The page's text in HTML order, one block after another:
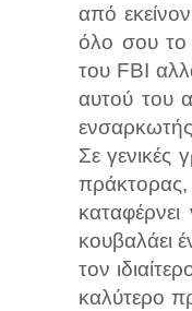
από
όλο σου το
του FBI
αυτού του
ενσαρκωτής
Σε γενικές
κουβαλάει
τον
καλύτερο